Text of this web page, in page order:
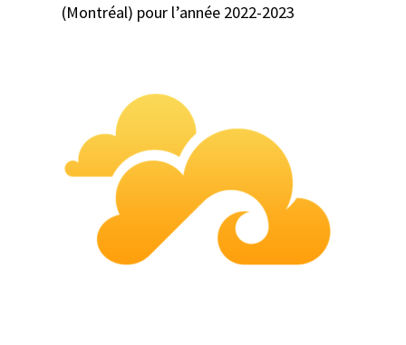
(Montréal) pour l’année 2022-2023